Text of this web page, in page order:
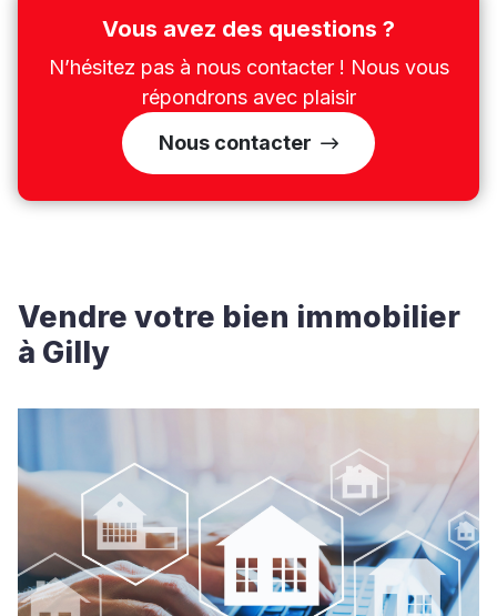
Vous avez des questions ?
N’hésitez pas à nous contacter ! Nous vous
répondrons avec plaisir
Nous contacter
Vendre votre bien immobilier
à Gilly